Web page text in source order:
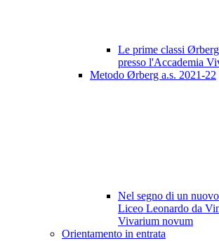
Le prime classi
presso l'Accademia
Metodo Ørberg a.s. 2021-22
Nel segno di un
Liceo Leonardo da
Vivarium novum
Orientamento in entrata